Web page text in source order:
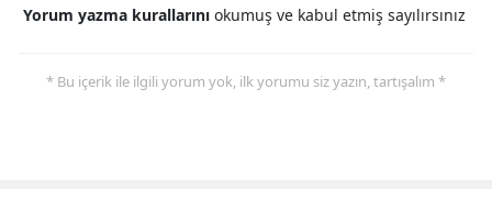
Yorum yazma kurallarını okumuş ve kabul etmiş sayılırsınız
* Bu içerik ile ilgili yorum yok, ilk yorumu siz yazın, tartışalım *